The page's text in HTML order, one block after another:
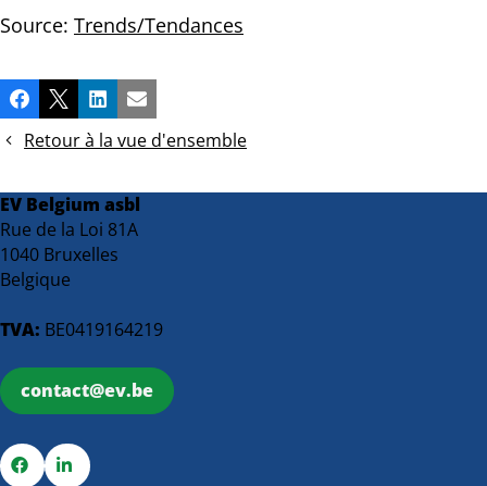
Source: Trends/Tendances
Partager
cette
publication!
Facebook
X LinkedInEmail
Retour à la vue d'ensemble
EV Belgium asbl
Rue de la Loi 81A
1040 Bruxelles
Belgique
TVA: BE0419164219
contact@ev.be